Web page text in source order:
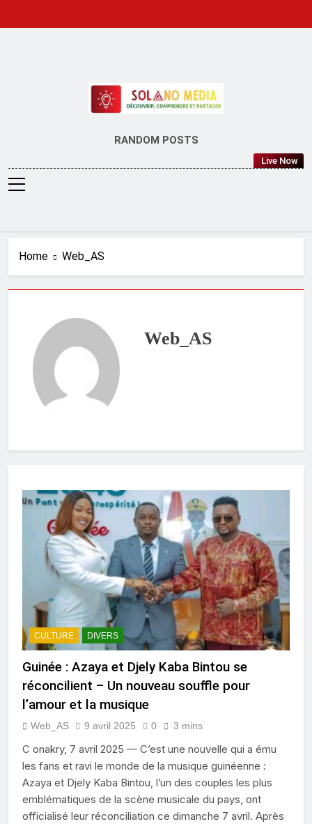
SOLANO MEDIA
RANDOM POSTS
Live Now
Home Web_AS
Web_AS
CULTURE DIVERS
Guinée : Azaya et Djely Kaba Bintou se
réconcilient – Un nouveau souffle pour
l’amour et la musique
Web_AS 9 avril 2025 0 3 mins
C onakry, 7 avril 2025 — C’est une nouvelle qui a ému
les fans et ravi le monde de la musique guinéenne :
Azaya et Djely Kaba Bintou, l’un des couples les plus
emblématiques de la scène musicale du pays, ont
officialisé leur réconciliation ce dimanche 7 avril. Après